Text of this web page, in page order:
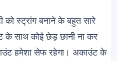
को स्ट्रांग बनाने के बहुत सारे
साथ कोई छेड़ छानी ना कर
हमेशा सेफ रहेगा। अकाउंट के